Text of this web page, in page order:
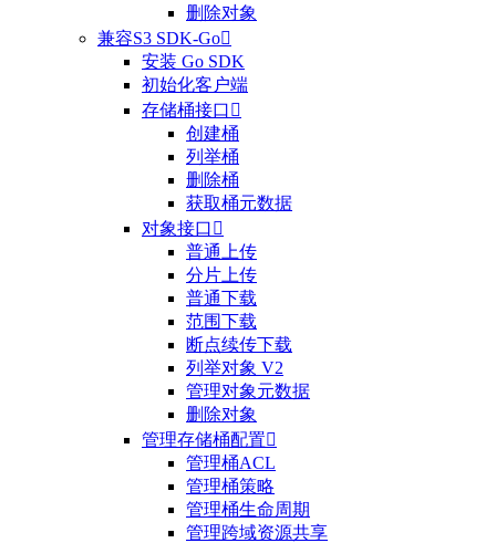
删除对象
兼容S3 SDK-Go
安装 Go SDK
初始化客户端
存储桶接口 
创建桶
列举桶
删除桶
获取桶元数据
对象接口 
普通上传
分片上传
普通下载
范围下载
断点续传下载
列举对象 V2
管理对象元数据
删除对象
管理存储桶配置
管理桶ACL
管理桶策略
管理桶生命周期
管理跨域资源共享